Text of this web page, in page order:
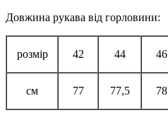
Довжина рукава від горловини:
розмір 42 44 46
см 77 77,5 78